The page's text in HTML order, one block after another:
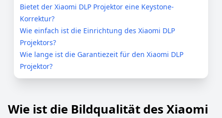
Bietet der Xiaomi DLP Projektor eine Keystone-
Korrektur?
Wie einfach ist die Einrichtung des Xiaomi DLP
Projektors?
Wie lange ist die Garantiezeit für den Xiaomi DLP
Projektor?
Wie ist die Bildqualität des Xiaomi